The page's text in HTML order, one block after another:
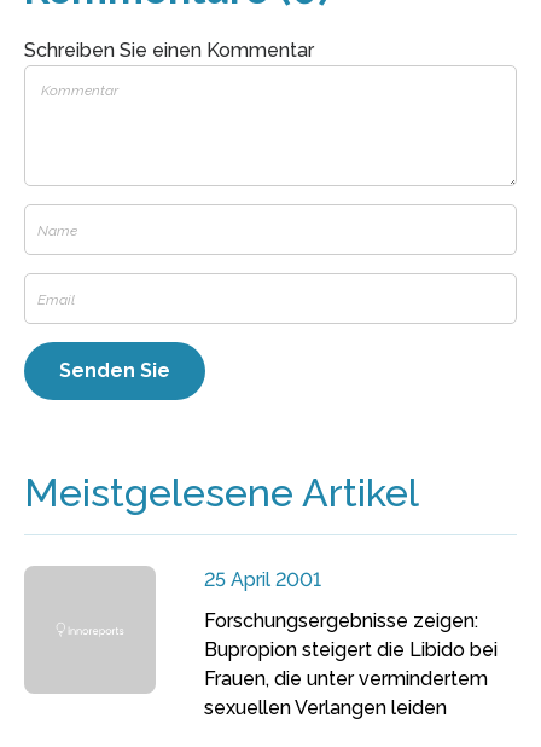
Schreiben Sie einen Kommentar
Meistgelesene Artikel
25 April 2001
Forschungsergebnisse zeigen:
Bupropion steigert die Libido bei
Frauen, die unter vermindertem
sexuellen Verlangen leiden